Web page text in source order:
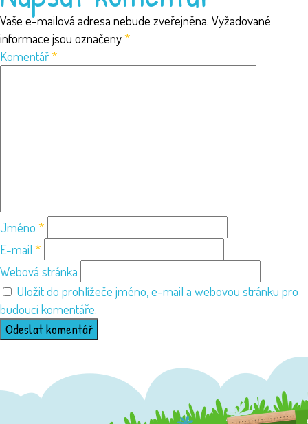
Vaše e-mailová adresa nebude zveřejněna. Vyžadované
informace jsou označeny*
Komentář*
Jméno *
E-mail *
Webová stránka
Uložit do prohlížeče jméno, e-mail a webovou stránku pro
budoucí komentáře.